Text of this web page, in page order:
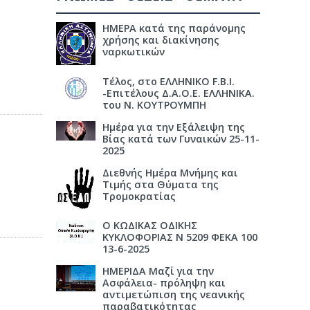
ΗΜΕΡΑ κατά της παράνομης
χρήσης και διακίνησης
ναρκωτικών
Τέλος, στο ΕΛΛΗΝΙΚΟ F.B.I.
-Επιτέλους Δ.Α.Ο.Ε. ΕΛΛΗΝΙΚΑ.
του Ν. ΚΟΥΤΡΟΥΜΠΗ
Ημέρα για την Εξάλειψη της
Βίας κατά των Γυναικών 25-11-
2025
Διεθνής Ημέρα Μνήμης και
Τιμής στα Θύματα της
Τρομοκρατίας
Ο ΚΩΔΙΚΑΣ ΟΔΙΚΗΣ
ΚΥΚΛΟΦΟΡΙΑΣ Ν 5209 ΦΕΚΑ 100
13-6-2025
ΗΜΕΡΙΔΑ Μαζί για την
Ασφάλεια- πρόληψη και
αντιμετώπιση της νεανικής
παραβατικότητας